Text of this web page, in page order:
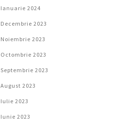
Ianuarie 2024
Decembrie 2023
Noiembrie 2023
Octombrie 2023
Septembrie 2023
August 2023
Iulie 2023
Iunie 2023